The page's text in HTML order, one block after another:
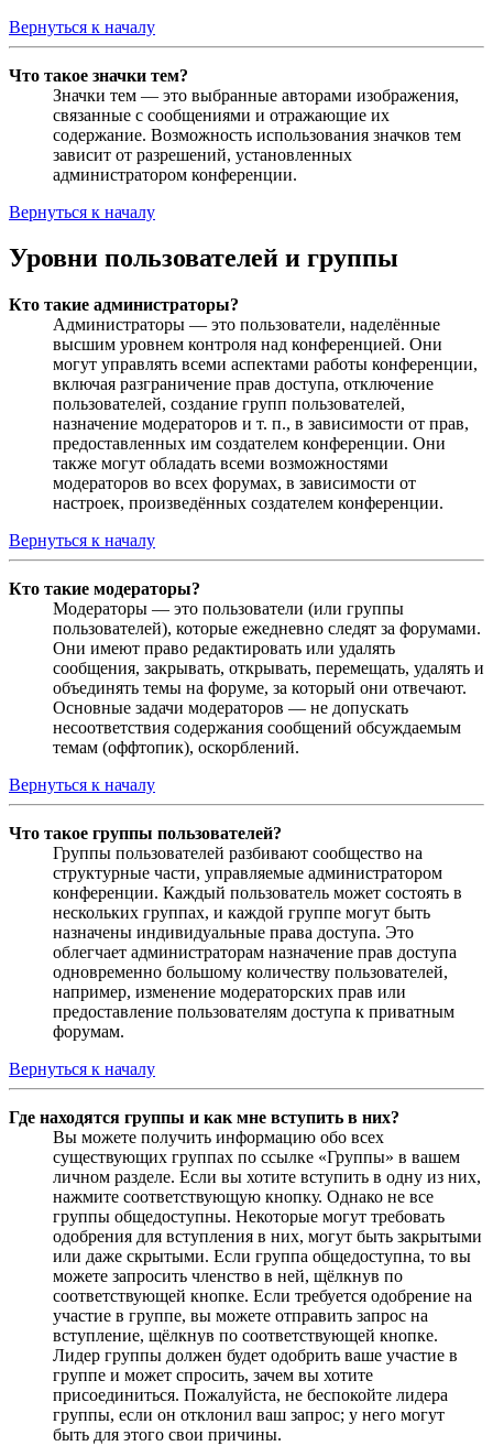
Вернуться к началу
Что такое значки тем?
Значки тем — это выбранные авторами изображения,
связанные с сообщениями и отражающие их
содержание. Возможность использования значков тем
зависит от разрешений, установленных
администратором конференции.
Вернуться к началу
Уровни пользователей и группы
Кто такие администраторы?
Администраторы — это пользователи, наделённые
высшим уровнем контроля над конференцией. Они
могут управлять всеми аспектами работы конференции,
включая разграничение прав доступа, отключение
пользователей, создание групп пользователей,
назначение модераторов и т. п., в зависимости от прав,
предоставленных им создателем конференции. Они
также могут обладать всеми возможностями
модераторов во всех форумах, в зависимости от
настроек, произведённых создателем конференции.
Вернуться к началу
Кто такие модераторы?
Модераторы — это пользователи (или группы
пользователей), которые ежедневно следят за форумами.
Они имеют право редактировать или удалять
сообщения, закрывать, открывать, перемещать, удалять и
объединять темы на форуме, за который они отвечают.
Основные задачи модераторов — не допускать
несоответствия содержания сообщений обсуждаемым
темам (оффтопик), оскорблений.
Вернуться к началу
Что такое группы пользователей?
Группы пользователей разбивают сообщество на
структурные части, управляемые администратором
конференции. Каждый пользователь может состоять в
нескольких группах, и каждой группе могут быть
назначены индивидуальные права доступа. Это
облегчает администраторам назначение прав доступа
одновременно большому количеству пользователей,
например, изменение модераторских прав или
предоставление пользователям доступа к приватным
форумам.
Вернуться к началу
Где находятся группы и как мне вступить в них?
Вы можете получить информацию обо всех
существующих группах по ссылке «Группы» в вашем
личном разделе. Если вы хотите вступить в одну из них,
нажмите соответствующую кнопку. Однако не все
группы общедоступны. Некоторые могут требовать
одобрения для вступления в них, могут быть закрытыми
или даже скрытыми. Если группа общедоступна, то вы
можете запросить членство в ней, щёлкнув по
соответствующей кнопке. Если требуется одобрение на
участие в группе, вы можете отправить запрос на
вступление, щёлкнув по соответствующей кнопке.
Лидер группы должен будет одобрить ваше участие в
группе и может спросить, зачем вы хотите
присоединиться. Пожалуйста, не беспокойте лидера
группы, если он отклонил ваш запрос; у него могут
быть для этого свои причины.